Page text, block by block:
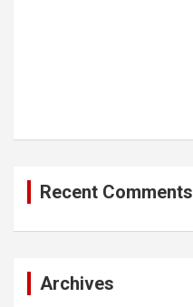
Recent Comments
Archives